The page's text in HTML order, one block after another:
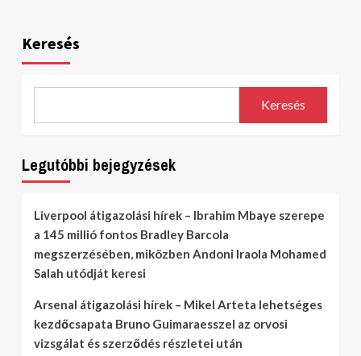
Keresés
Keresés
Legutóbbi bejegyzések
Liverpool átigazolási hírek – Ibrahim Mbaye szerepe
a 145 millió fontos Bradley Barcola
megszerzésében, miközben Andoni Iraola Mohamed
Salah utódját keresi
Arsenal átigazolási hírek – Mikel Arteta lehetséges
kezdőcsapata Bruno Guimaraesszel az orvosi
vizsgálat és szerződés részletei után